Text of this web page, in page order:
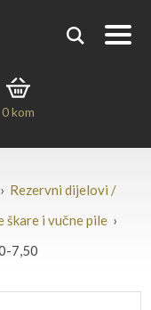
0kom
› Rezervni dijelovi /
škare i vučne pile ›
7,50